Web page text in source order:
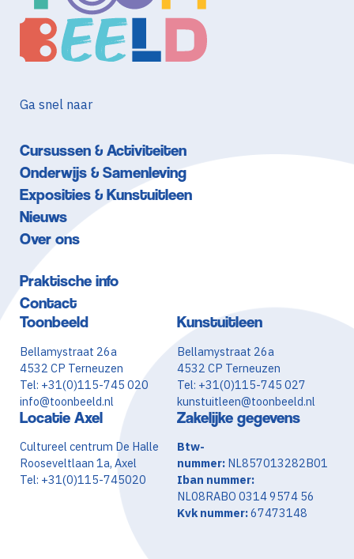
Ga snel naar
Cursussen & Activiteiten
Onderwijs & Samenleving
Exposities & Kunstuitleen
Nieuws
Over ons
Praktische info
Contact
Toonbeeld
Bellamystraat 26a
4532 CP Terneuzen
Tel: +31(0)115-745 020
info@toonbeeld.nl
Kunstuitleen
Bellamystraat 26a
4532 CP Terneuzen
Tel: +31(0)115-745 027
kunstuitleen@toonbeeld.nl
Locatie Axel
Cultureel centrum De Halle
Rooseveltlaan 1a, Axel
Tel: +31(0)115-745020
Zakelijke gegevens
Btw-
nummer: NL857013282B01
Iban nummer:
NL08RABO 0314 9574 56
Kvk nummer:67473148